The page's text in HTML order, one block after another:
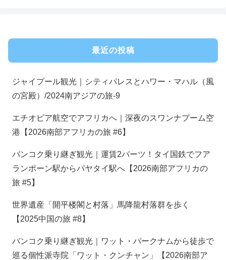
最近の投稿
ジャイプール観光｜シティパレスとハワー・マハル（風
の宮殿）/2024南アジアの旅-9
エチオピア航空でアフリカへ｜深夜のスワンナプーム空
港【2026南部アフリカの旅 #6】
バンコク乗り継ぎ観光｜運賃2バーツ！タイ国鉄でフア
ランポーン駅からパヤタイ駅へ【2026南部アフリカの
旅 #5】
世界遺産「開平楼閣と村落」馬降龍村落群を歩く
【2025中国の旅 #8】
バンコク乗り継ぎ観光｜ワット・パークナムから徒歩で
巡る個性派寺院「ワット・クンチャン」【2026南部ア